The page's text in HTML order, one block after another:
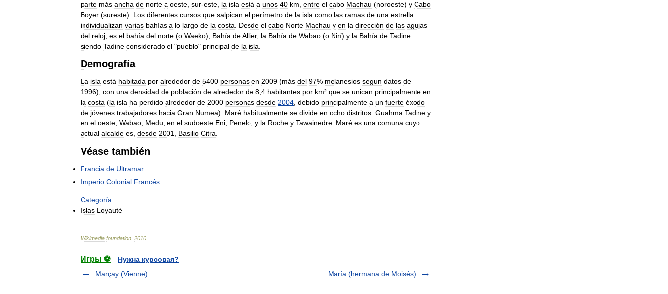
parte más ancha de norte a oeste sur-este la isla está a unos 40 km entre el cabo Machau (noroeste) y Cabo
Boyer (sureste). Los diferentes cursos que salpican el perímetro de la isla como las ramas de una estrella
individualizan varias bahías a lo largo de la costa Desde el cabo Norte Machau y en la dirección de las agujas
del reloj es el bahía del norte (o Waeko), Bahía deAllier, la Bahía de Wabao (o Nirí) y la Bahía de Tadine
siendo Tadine considerado el "pueblo" principal de la isla
Demografía
La isla está habitada por alrededor de 5400 personas en 2009 (más del 97% melanesios segun datos de
1996), con una densidad de población de alrededor de 8 4 habitantes por km² que se unican principalmente en
la costa (la isla ha perdido alrededor de 2000 personas desde 2004 debido principalmente a un fuerte éxodo
de jóvenes trabajadores hacia Gran Numea). Maré habitualmente se divide en ocho distritos: Guahma Tadine y
en el oeste Wabao Medu en el sudoeste Eni Penelo y la Roche y Tawainedre Maré es una comuna cuyo
actual alcalde es desde 2001 Basilio Citra
Véase también
Francia de Ultramar
Imperio Colonial Francés
Categoría:
Islas Loyauté
Wikimedia foundation 2010
Игры ⚽
Нужна курсовая?
Marçay (Vienne)
María (hermana de Moisés)